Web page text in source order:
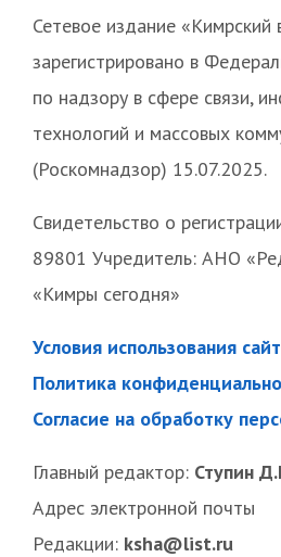
Сетевое издание «Кимрский
зарегистрировано в
по надзору в сфере связи,
технологий и массовых
(Роскомнадзор) 15.07.2025.
Свидетельство о
89801 Учредитель: АНО
«Кимры сегодня»
Условия использования
Политика
Согласие на обработку
Главный редактор: Ступин
Адрес электронной почты
Редакции: ksha@list.ru